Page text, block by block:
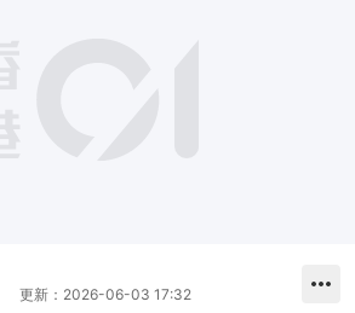
更新： 2026-06-03 17:32